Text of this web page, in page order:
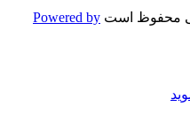
محفوظ است Powered by